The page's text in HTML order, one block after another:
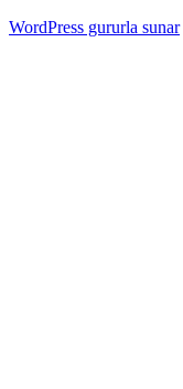
WordPress gururla sunar